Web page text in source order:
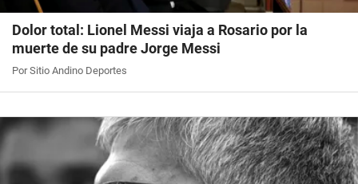
Dolor total: Lionel Messi viaja a Rosario por la
muerte de su padre Jorge Messi
Por Sitio Andino Deportes